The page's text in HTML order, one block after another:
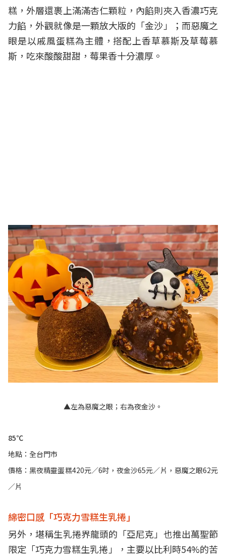
糕，外層還裹上滿滿杏仁顆粒，內餡則夾入香濃巧克
力餡，外觀就像是一顆放大版的「金沙」；而惡魔之
眼是以戚風蛋糕為主體，搭配上香草慕斯及草莓慕
斯，吃來酸酸甜甜，莓果香十分濃厚。
▲左為惡魔之眼；右為夜金沙。
85℃
地點：全台門市
價格：黑夜精靈蛋糕420元／6吋，夜金沙65元／片，惡魔之眼62元
／片
綿密口感「巧克力雪糕生乳捲」
另外，堪稱生乳捲界龍頭的「亞尼克」也推出萬聖節
限定「巧克力雪糕生乳捲」，主要以比利時54%的苦